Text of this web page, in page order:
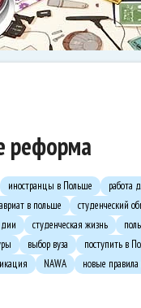
реформа
иностранцы в Польше работа
в польше
студенческий
студенческая жизнь
выбор вуза поступить в
NAWA новые